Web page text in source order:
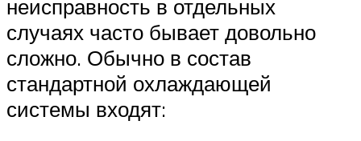
неисправность в отдельных
случаях часто бывает довольно
сложно. Обычно в состав
стандартной охлаждающей
системы входят: